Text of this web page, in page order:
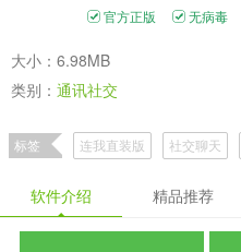
官方正版 无病毒
大小：6.98MB
类别： 通讯社交
标签 连我直装版 社交聊天
软件介绍 精品推荐